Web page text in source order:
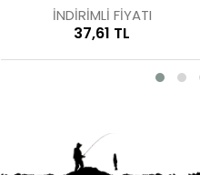
İNDİRİMLİ FİYATI
37,61 TL